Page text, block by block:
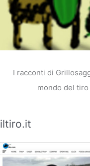
I racconti di
mondo del tiro
iltiro.it